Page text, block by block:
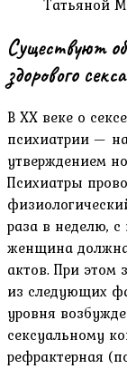
Татьяной
Существуют
здорового секса
В XX веке о
психиатрии —
утверждением
Психиатры
раза в неделю,
женщина
актов. При этом
из следующих
уровня
сексуальному
рефрактерная